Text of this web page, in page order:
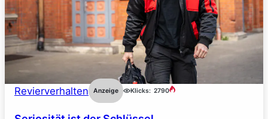
Revierverhalten Anzeige Klicks: 2790